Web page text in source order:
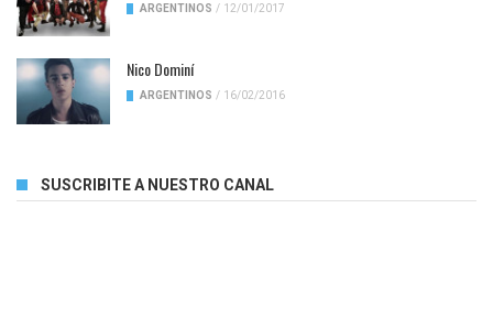
ARGENTINOS / 12/01/2017
Nico Dominí
ARGENTINOS / 16/02/2016
SUSCRIBITE A NUESTRO CANAL